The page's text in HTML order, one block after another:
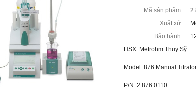
Mã sản phẩm :
Xuất xứ :
Bảo hành :
HSX: Metrohm Thụy Sỹ
Model: 876 Manual
P/N: 2.876.0110